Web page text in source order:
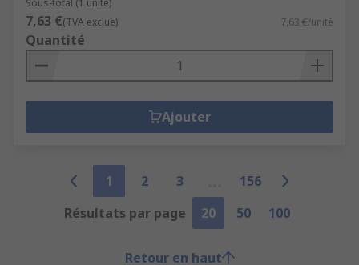
Sous-total (1 unité)
7,63 €(TVA exclue) 7,63 €/unité
Quantité
Ajouter
1 2 3
156
Résultats par page
20 50 100
Retour en haut